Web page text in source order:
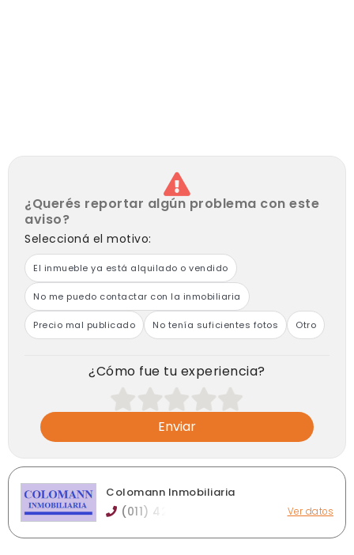
en garage para motos o vehículo pequeño.
Espacio verde adicional (3 x 2 m), perfecto para jardín o
huerta con limonero 4 estaciones.
Aberturas de madera.
Rejas de hierro en todas las aberturas exteriores y en la
puerta principal.
calidad y durabilidad.
Servicios disponibles: Agua corriente, luz, gas natural,
cloacas y conexión a internet disponible en la zona.
Importante: Todas las medidas son aproximadas.
¡Contactanos y coordiná una visita hoy mismo!
¿Querés reportar algún problema con este
aviso?
Seleccioná el motivo:
El inmueble ya está alquilado o vendido
No me puedo contactar con la inmobiliaria
Precio mal publicado No tenía suficientes fotos Otro
¿Cómo fue tu experiencia?
Enviar
Colomann Inmobiliaria
(011) 42 Ver datos